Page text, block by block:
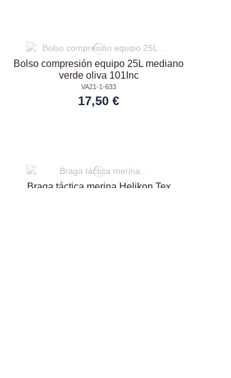
Bolso compresión equipo 25L mediano
verde oliva 101Inc
VA21-1-633
17,50 €
Braga táctica merina Helikon Tex